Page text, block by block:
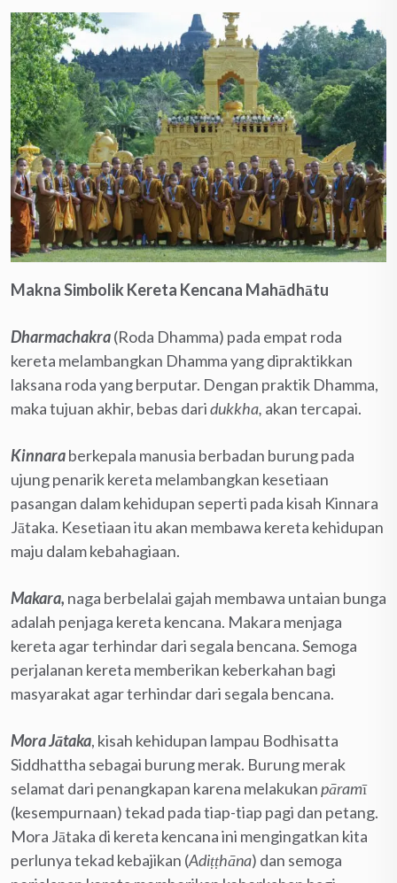
Makna Simbolik Kereta Kencana Mahādhātu
Dharmachakra(Roda Dhamma) pada empat roda
kereta melambangkan Dhamma yang dipraktikkan
laksana roda yang berputar. Dengan praktik Dhamma,
maka tujuan akhir, bebas daridukkha, akan tercapai.
Kinnaraberkepala manusia berbadan burung pada
ujung penarik kereta melambangkan kesetiaan
pasangan dalam kehidupan seperti pada kisah Kinnara
Jātaka. Kesetiaan itu akan membawa kereta kehidupan
maju dalam kebahagiaan.
Makara, naga berbelalai gajah membawa untaian bunga
adalah penjaga kereta kencana. Makara menjaga
kereta agar terhindar dari segala bencana. Semoga
perjalanan kereta memberikan keberkahan bagi
masyarakat agar terhindar dari segala bencana.
Mora Jātaka, kisah kehidupan lampau Bodhisatta
Siddhattha sebagai burung merak. Burung merak
selamat dari penangkapan karena melakukanpāramī
(kesempurnaan) tekad pada tiap-tiap pagi dan petang.
Mora Jātaka di kereta kencana ini mengingatkan kita
perlunya tekad kebajikan (Adiṭṭhāna) dan semoga